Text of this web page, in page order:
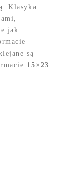
. Klasyka
jak
są
15×23